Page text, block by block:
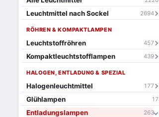
Leuchtmittel nach Sockel 2694
RÖHREN & KOMPAKTLAMPEN
Leuchtstoffröhren 457
Kompaktleuchtstofflampen 439
HALOGEN, ENTLADUNG & SPEZIAL
Halogenleuchtmittel 177
Glühlampen 17
Entladungslampen 263